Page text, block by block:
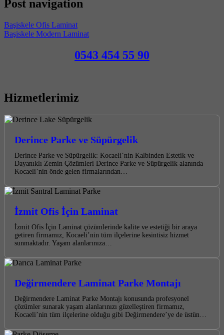
Post navigation
Başiskele Ofis Laminat
Başiskele Modern Laminat
0543 454 55 90
Hizmetlerimiz
Derince Parke ve Süpürgelik
Derince Parke ve Süpürgelik: Kocaeli’nin Kalbinden Estetik ve
Dayanıklı Zemin Çözümleri Derince Parke ve Süpürgelik alanında
Kocaeli’nin önde gelen firmalarından…
İzmit Ofis İçin Laminat
İzmit Ofis İçin Laminat çözümlerinde kalite ve estetiği bir araya
getiren firmamız, Kocaeli’nin tüm ilçelerine kesintisiz hizmet
sunmaktadır. Yaşam alanlarınıza…
Değirmendere Laminat Parke Montajı
Değirmendere Laminat Parke Montajı konusunda profesyonel
çözümler sunarak yaşam alanlarınızı güzelleştiren firmamız,
Kocaeli’nin tüm ilçelerine olduğu gibi Değirmendere’ye de üstün…